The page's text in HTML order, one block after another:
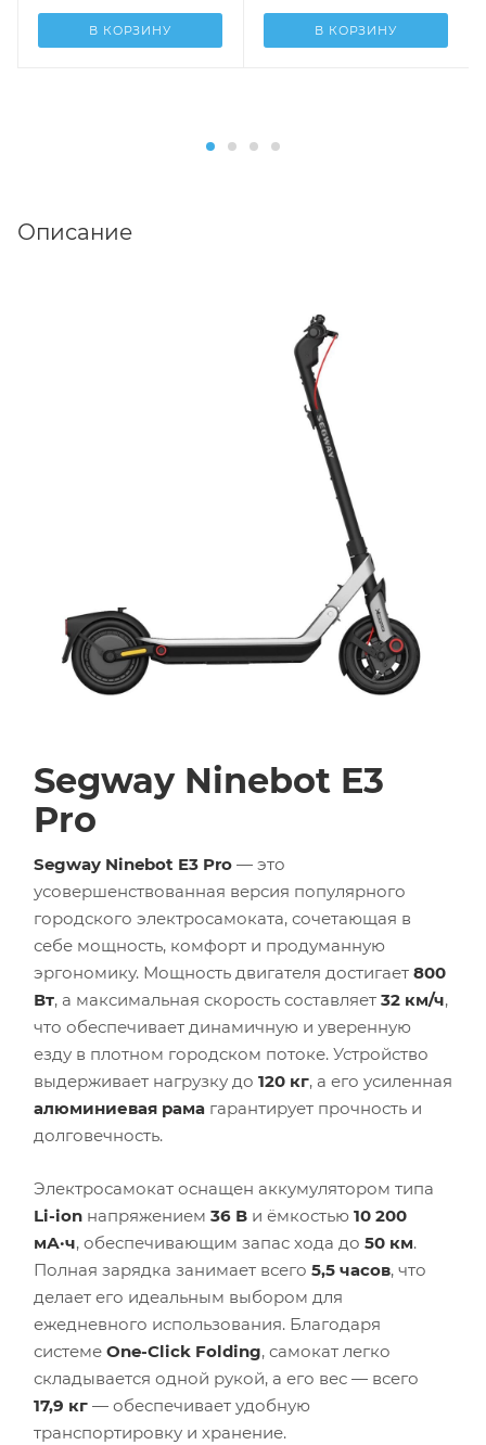
В КОРЗИНУ В КОРЗИНУ
Описание
Segway Ninebot E3
Pro
Segway Ninebot E3 Pro — это
усовершенствованная версия популярного
городского электросамоката, сочетающая в
себе мощность, комфорт и продуманную
эргономику. Мощность двигателя достигает 800
Вт, а максимальная скорость составляет 32 км/ч,
что обеспечивает динамичную и уверенную
езду в плотном городском потоке. Устройство
выдерживает нагрузку до 120 кг, а его усиленная
алюминиевая рама гарантирует прочность и
долговечность.
Электросамокат оснащен аккумулятором типа
Li-ion напряжением 36 В и ёмкостью 10 200
мА·ч, обеспечивающим запас хода до 50 км.
Полная зарядка занимает всего 5,5 часов, что
делает его идеальным выбором для
ежедневного использования. Благодаря
системе One-Click Folding, самокат легко
складывается одной рукой, а его вес — всего
17,9 кг — обеспечивает удобную
транспортировку и хранение.